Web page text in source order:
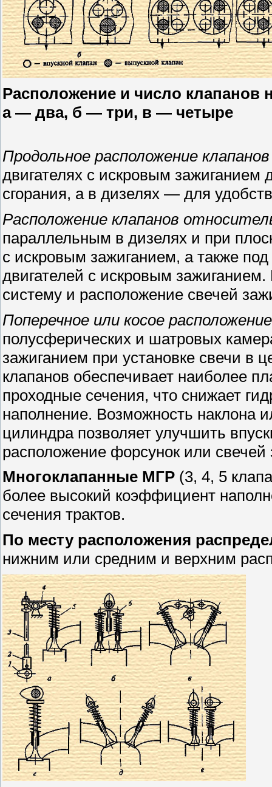
Расположение и число клапанов
а — два, б — три, в — четыре
Продольное расположение клапанов
двигателях с искровым
сгорания, а в дизелях — для
Расположение клапанов
параллельным в дизелях и при
с искровым зажиганием, а также
двигателей с искровым
систему и расположение свечей
Поперечное или косое
полусферических и шатровых
зажиганием при установке свечи в
клапанов обеспечивает наиболее
проходные сечения, что снижает
наполнение. Возможность наклона
цилиндра позволяет улучшить
расположение форсунок или свечей
Многоклапанные МГР (3, 4, 5
более высокий коэффициент
сечения трактов.
По месту расположения
нижним или средним и верхним